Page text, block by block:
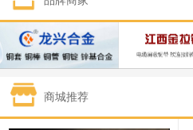
1#镍 129,550—130,750
1#白银 15,100—15,110
钯金 商城推荐